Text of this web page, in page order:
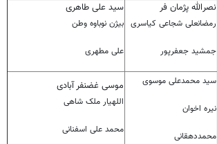
نصرالله پژمان فر
رمضانعلی شجاعی کیاسری
جمشید جعفرپور
سید علی طاهری
بیژن نوباوه وطن
علی مطهری
سید محمدعلی موسوی
نیره اخوان
محمددهقانی
موسی غضنفر آبادی
اللهیار ملک شاهی
محمد علی اسفنانی